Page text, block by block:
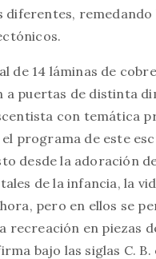
remedando
14 láminas de
puertas de distinta
con temática
programa de este
desde la adoración
de la infancia, la
pero en ellos se
recreación en piezas
bajo las siglas C.